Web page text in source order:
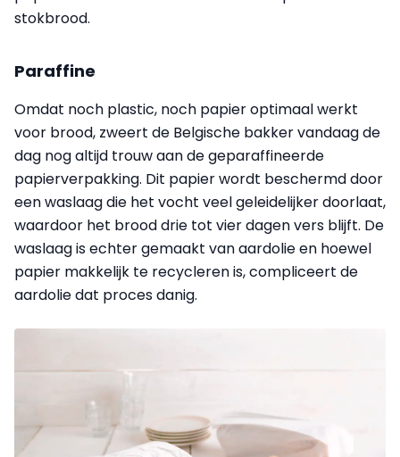
stokbrood.
Paraffine
Omdat noch plastic, noch papier optimaal werkt
voor brood, zweert de Belgische bakker vandaag de
dag nog altijd trouw aan de geparaffineerde
papierverpakking. Dit papier wordt beschermd door
een waslaag die het vocht veel geleidelijker doorlaat,
waardoor het brood drie tot vier dagen vers blijft. De
waslaag is echter gemaakt van aardolie en hoewel
papier makkelijk te recycleren is, compliceert de
aardolie dat proces danig.